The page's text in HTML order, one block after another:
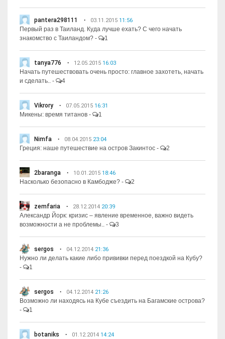
pantera298111 03.11.2015 11:56
Первый раз в Таиланд. Куда лучше ехать? С чего начать
знакомство с Таиландом? - 1
tanya776 12.05.2015 16:03
Начать путешествовать очень просто: главное захотеть, начать
и сделать.. - 4
Vikrory 07.05.2015 16:31
Микены: время титанов - 1
Nimfa 08.04.2015 23:04
Греция: наше путешествие на остров Закинтос - 2
2baranga 10.01.2015 18:46
Насколько безопасно в Камбодже? - 2
zemfaria 28.12.2014 20:39
Александр Йорк: кризис – явление временное, важно видеть
возможности а не проблемы.. - 3
sergos 04.12.2014 21:36
Нужно ли делать какие либо прививки перед поездкой на Кубу?
-
1
sergos 04.12.2014 21:26
Возможно ли находясь на Кубе съездить на Багамские острова?
-
1
botaniks 01.12.2014 14:24